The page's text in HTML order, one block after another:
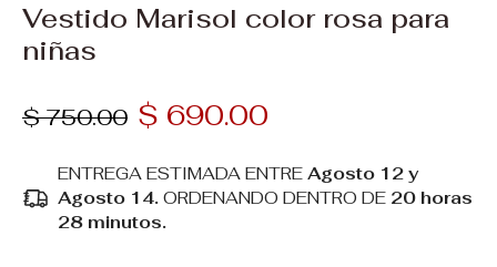
Vestido Marisol color rosa para
niñas
$ 750.00 $ 690.00
ENTREGA ESTIMADA ENTRE Agosto 12 y
Agosto 14. ORDENANDO DENTRO DE 20 horas
28 minutos.